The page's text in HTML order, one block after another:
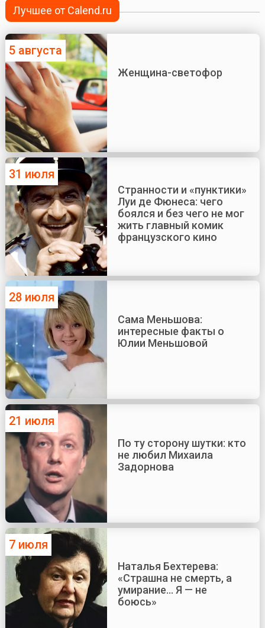
Лучшее от Calend.ru
5 августа
Женщина-светофор
31 июля
Странности и «пунктики»
Луи де Фюнеса: чего
боялся и без чего не мог
жить главный комик
французского кино
28 июля
Сама Меньшова:
интересные факты о
Юлии Меньшовой
21 июля
По ту сторону шутки: кто
не любил Михаила
Задорнова
7 июля
Наталья Бехтерева:
«Страшна не смерть, а
умирание... Я — не
боюсь»